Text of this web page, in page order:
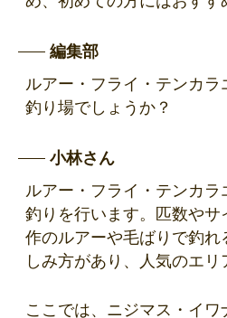
編集部
ルアー・フライ・テンカラ
釣り場でしょうか？
小林さん
ルアー・フライ・テンカ
釣りを行います。匹数やサ
作のルアーや毛ばりで釣れ
しみ方があり、人気のエリ
ここでは、ニジマス・イ